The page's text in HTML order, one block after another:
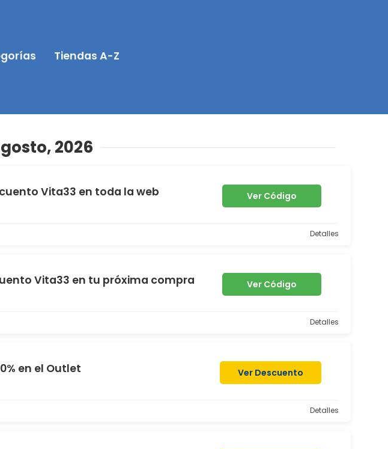
Tiendas A-Z
2026
Vita33 en toda la web Ver Código
Detalles
Vita33 en tu próxima compra Ver Código
Detalles
en el Outlet Ver Descuento
Detalles